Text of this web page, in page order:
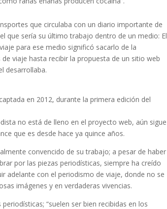
que circulaba con un diario importante de
que sería su último trabajo dentro de un medio: El
para ese medio significó sacarlo de la
viaje hasta recibir la propuesta de un sitio web
desarrollaba.
en 2012, durante la primera edición del
no está de lleno en el proyecto web, aún sigue
que es desde hace ya quince años.
convencido de su trabajo; a pesar de haber
por las piezas periodísticas, siempre ha creído
adelante con el periodismo de viaje, donde no se
imágenes y en verdaderas vivencias.
“suelen ser bien recibidas en los